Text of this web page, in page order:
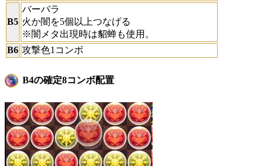
B5
バーバラ
火か闇を5個以上つなげる
※闇メタ出現時は貂蝉も使用。
B6 攻撃色1コンボ
B4の確定8コンボ配置